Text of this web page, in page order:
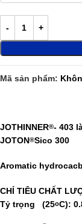
Mã sản phẩm:
JOTHINNER®- 403
JOTON®Sico 300
Aromatic
CHỈ TIÊU CHẤT
Tỷ trọng (25oC):